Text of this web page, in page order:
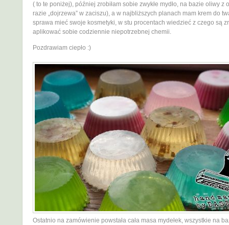
( to te poniżej), później zrobiłam sobie zwykłe mydło, na bazie oliwy z
razie „dojrzewa” w zaciszu), a w najbliższych planach mam krem do
sprawa mieć swoje kosmetyki, w stu procentach wiedzieć z czego są
aplikować sobie codziennie niepotrzebnej chemii.
Pozdrawiam ciepło :)
Ostatnio na zamówienie powstała cała masa mydełek, wszystkie na